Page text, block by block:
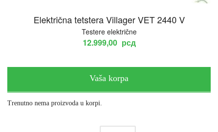
Električna tetstera Villager VET 2440 V
Testere električne
12.999,00 рсд
Vaša korpa
Trenutno nema proizvoda u korpi.